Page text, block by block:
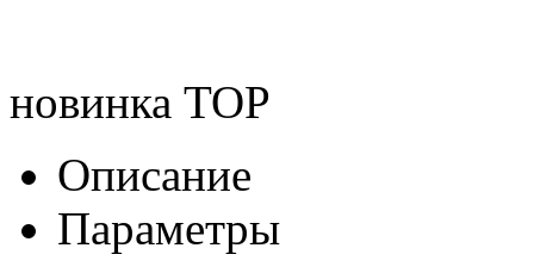
новинка TOP
Описание
Параметры